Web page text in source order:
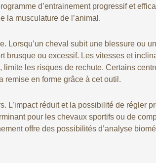
d’entrainement progressif et
la musculature de l’animal.
Lorsqu’un cheval subit une blessure ou
brusque ou excessif. Les vitesses et
les risques de rechute. Certains
remise en forme grâce à cet outil.
L’impact réduit et la possibilité de régler
pour les chevaux sportifs ou de
offre des possibilités d’analyse